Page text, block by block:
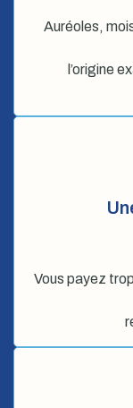
Auréoles,
l’origine
Vous payez